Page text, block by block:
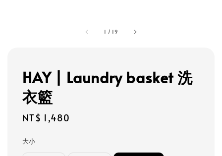
1 / 19
HAY | Laundry basket 洗
衣籃
Regular
NT$ 1,480
大小